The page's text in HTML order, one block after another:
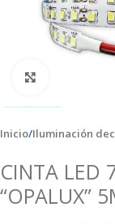
Inicio Iluminación
CINTA LED
“OPALUX”